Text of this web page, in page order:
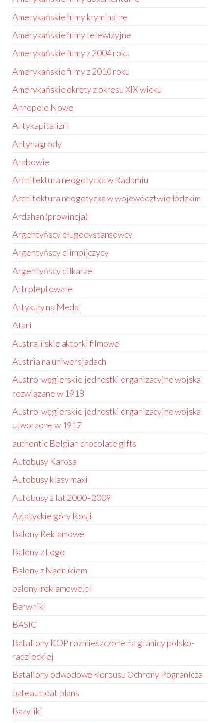
Amerykańskie filmy kryminalne
Amerykańskie filmy telewizyjne
Amerykańskie filmy z 2004 roku
Amerykańskie filmy z 2010 roku
Amerykańskie okręty z okresu XIX wieku
Annopole Nowe
Antykapitalizm
Antynagrody
Arabowie
Architektura neogotycka w Radomiu
Architektura neogotycka w województwie łódzkim
Ardahan (prowincja)
Argentyńscy długodystansowcy
Argentyńscy olimpijczycy
Argentyńscy piłkarze
Artroleptowate
Artykuły na Medal
Atari
Australijskie aktorki filmowe
Austria na uniwersjadach
Austro-węgierskie jednostki organizacyjne wojska
rozwiązane w 1918
Austro-węgierskie jednostki organizacyjne wojska
utworzone w 1917
authentic Belgian chocolate gifts
Autobusy Karosa
Autobusy klasy maxi
Autobusy z lat 2000–2009
Azjatyckie góry Rosji
Balony Reklamowe
Balony z Logo
Balony z Nadrukiem
balony-reklamowe.pl
Barwniki
BASIC
Bataliony KOP rozmieszczone na granicy polsko-
radzieckiej
Bataliony odwodowe Korpusu Ochrony Pogranicza
bateau boat plans
Bazyliki